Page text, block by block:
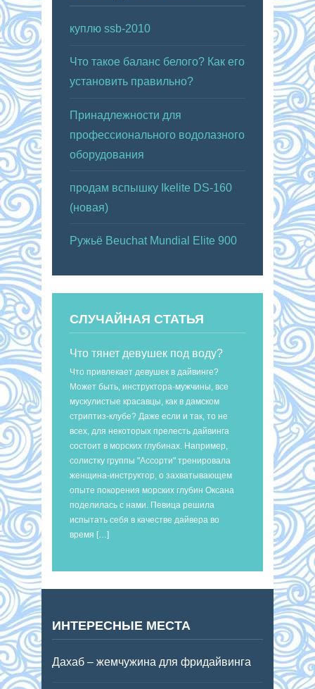
куплю ssb-2010
Что такое баланс белого? Как его
установить правильно?
Принадлежности для
профессионального водолазного
оборудования
продам вспышку Ikelite DS-160
(новая)
Ружьё Beuchat Mundial Elite 900
СЛУЧАЙНАЯ СТАТЬЯ
Что тянет девушек под воду?
Что привлекает девушек в дайвинге?
Может быть, инструктора-мужчины, все
мускулистые красавцы, как в дамском
стриптиз-клубе? Даже если и так, то не
всех, для некоторых прелесть дайвинга
состоит в морских глубинах. Например,
солистку группы "Ассорти" тренировала
женщина-инструктор, о захватывающем
опыте покорения морских глубин Оксана
поделилась с нами. Певица решила
испытать себя в качестве дайвера во
время […]
ИНТЕРЕСНЫЕ МЕСТА
Дахаб – жемчужина для фридайвинга